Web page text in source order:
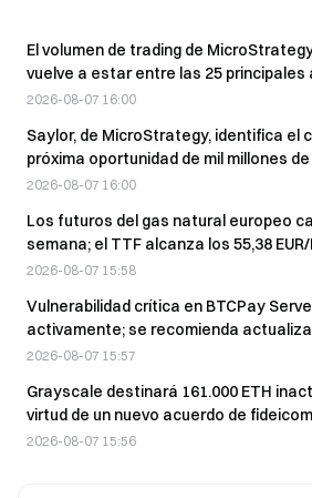
El volumen de trading de
vuelve a estar entre las 25 principales
2026-08-07 16:00
Saylor, de MicroStrategy, identifica el
próxima oportunidad de mil millones
2026-08-07 16:00
Los futuros del gas natural europeo
semana; el TTF alcanza los 55,38
2026-08-07 15:58
Vulnerabilidad crítica en BTCPay
activamente; se recomienda
2026-08-07 15:57
Grayscale destinará 161.000 ETH
virtud de un nuevo acuerdo de
agosto.
2026-08-07 15:56